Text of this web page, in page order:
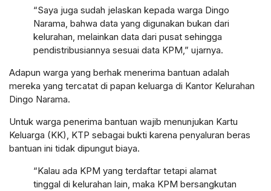
“Saya juga sudah jelaskan kepada warga Dingo
Narama, bahwa data yang digunakan bukan dari
kelurahan, melainkan data dari pusat sehingga
pendistribusiannya sesuai data KPM,” ujarnya.
Adapun warga yang berhak menerima bantuan adalah
mereka yang tercatat di papan keluarga di Kantor Kelurahan
Dingo Narama.
Untuk warga penerima bantuan wajib menunjukan Kartu
Keluarga (KK), KTP sebagai bukti karena penyaluran beras
bantuan ini tidak dipungut biaya.
“Kalau ada KPM yang terdaftar tetapi alamat
tinggal di kelurahan lain, maka KPM bersangkutan